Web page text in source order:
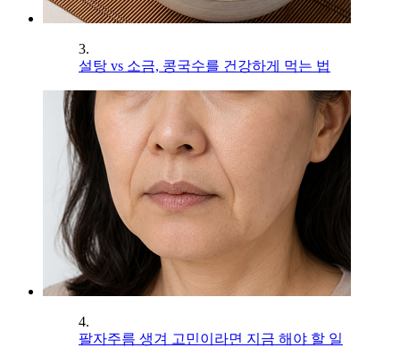
3.
설탕 vs 소금, 콩국수를 건강하게 먹는 법
4.
팔자주름 생겨 고민이라면 지금 해야 할 일